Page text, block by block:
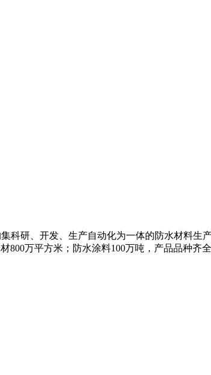
科研、开发、生产自动化为一体的防水材料
800万平方米；防水涂料100万吨，产品品种齐全